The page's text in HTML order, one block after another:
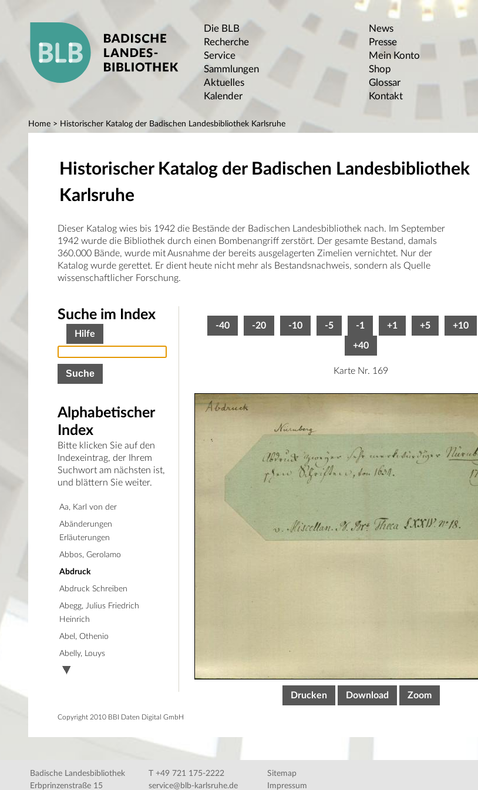
Die BLB
Recherche
Service
Sammlungen
Aktuelles
Kalender
News
Presse
Mein Konto
Shop
Glossar
Kontakt
Home > Historischer Katalog der Badischen Landesbibliothek Karlsruhe
Historischer Katalog der Badischen Landesbibliothek
Karlsruhe
Dieser Katalog wies bis 1942 die Bestände der Badischen Landesbibliothek nach. Im September
1942 wurde die Bibliothek durch einen Bombenangriff zerstört. Der gesamte Bestand, damals
360.000 Bände, wurde mit Ausnahme der bereits ausgelagerten Zimelien vernichtet. Nur der
Katalog wurde gerettet. Er dient heute nicht mehr als Bestandsnachweis, sondern als Quelle
wissenschaftlicher Forschung.
-40 -20 -10 -5 -1 +1 +5 +10
+40
Karte Nr. 169
Drucken Download Zoom
Suche im Index
Hilfe
Alphabetischer
Index
Bitte klicken Sie auf den
Indexeintrag, der Ihrem
Suchwort am nächsten ist,
und blättern Sie weiter.
Aa, Karl von der
Abänderungen
Erläuterungen
Abbos, Gerolamo
Abdruck
Abdruck Schreiben
Abegg, Julius Friedrich
Heinrich
Abel, Othenio
Abelly, Louys
Copyright 2010 BBI Daten Digital GmbH
Badische Landesbibliothek
Erbprinzenstraße 15
T +49 721 175-2222
service@blb-karlsruhe.de
Sitemap
Impressum